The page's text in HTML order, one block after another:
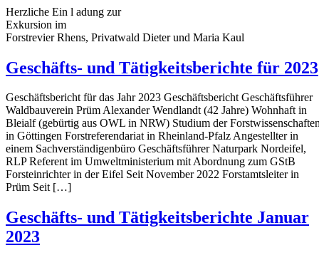
Herzliche Ein l adung zur
Exkursion im
Forstrevier Rhens, Privatwald Dieter und Maria Kaul
Geschäfts- und Tätigkeitsberichte für 2023
Geschäftsbericht für das Jahr 2023 Geschäftsbericht Geschäftsführer
Waldbauverein Prüm Alexander Wendlandt (42 Jahre) Wohnhaft in
Bleialf (gebürtig aus OWL in NRW) Studium der
in Göttingen Forstreferendariat in Rheinland-Pfalz Angestellter in
einem Sachverständigenbüro Geschäftsführer Naturpark Nordeifel,
RLP Referent im Umweltministerium mit Abordnung zum GStB
Forsteinrichter in der Eifel Seit November 2022 Forstamtsleiter in
Prüm Seit […]
Geschäfts- und Tätigkeitsberichte Januar
2023